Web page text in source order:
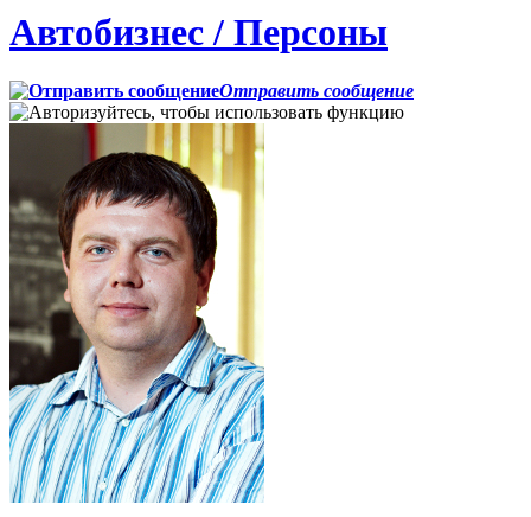
Автобизнес / Персоны
Отправить сообщение